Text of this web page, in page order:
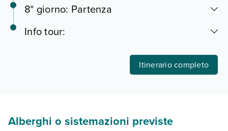
8° giorno: Partenza
Info tour:
Itinerario completo
Alberghi o sistemazioni previste